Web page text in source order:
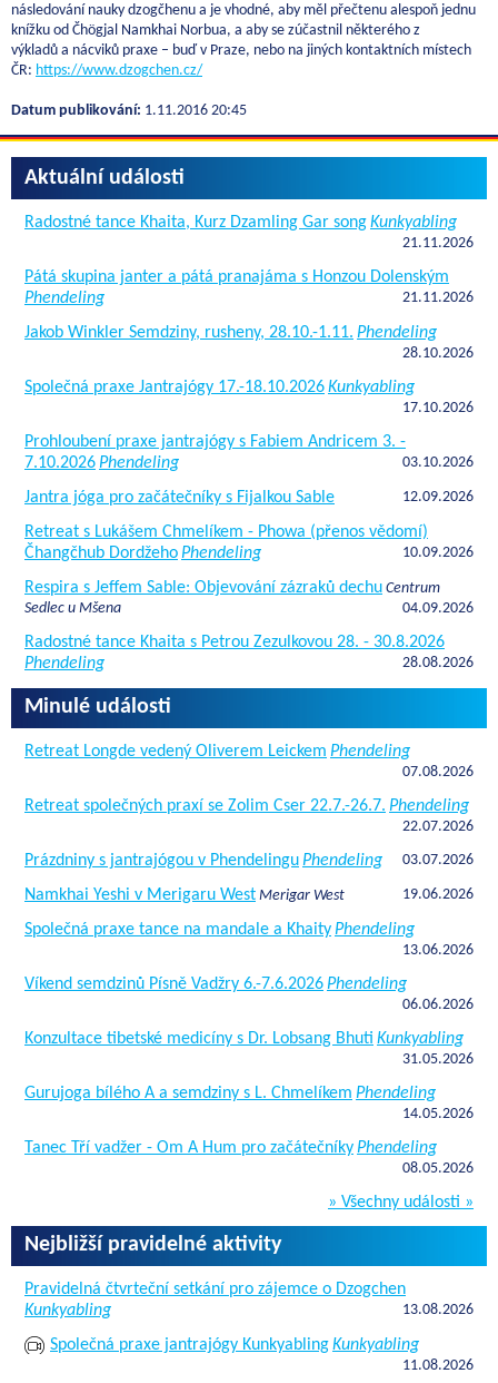
následování nauky dzogčhenu a je vhodné, aby měl přečtenu alespoň jednu
knížku od Čhögjal Namkhai Norbua, a aby se zúčastnil některého z
výkladů a nácviků praxe – buď v Praze, nebo na jiných kontaktních místech
ČR: https://www.dzogchen.cz/
Datum publikování: 1.11.2016 20:45
Aktuální události
Radostné tance Khaita, Kurz Dzamling Gar songKunkyabling
21.11.2026
Pátá skupina janter a pátá pranajáma s Honzou Dolenským
Phendeling
21.11.2026
Jakob Winkler Semdziny, rusheny, 28.10.-1.11. Phendeling
28.10.2026
Společná praxe Jantrajógy 17.-18.10.2026Kunkyabling
17.10.2026
Prohloubení praxe jantrajógy s Fabiem Andricem 3. -
7.10.2026Phendeling 03.10.2026
Jantra jóga pro začátečníky s Fijalkou Sable 12.09.2026
Retreat s Lukášem Chmelíkem - Phowa (přenos vědomí)
Čhangčhub DordžehoPhendeling 10.09.2026
Respira s Jeffem Sable: Objevování zázraků dechu Centrum
Sedlec u Mšena
04.09.2026
Radostné tance Khaita s Petrou Zezulkovou 28. - 30.8.2026
Phendeling
28.08.2026
Minulé události
Retreat Longde vedený Oliverem Leickem Phendeling
07.08.2026
Retreat společných praxí se Zolim Cser 22.7.-26.7. Phendeling
22.07.2026
Prázdniny s jantrajógou v PhendelinguPhendeling 03.07.2026
Namkhai Yeshi v Merigaru West Merigar West 19.06.2026
Společná praxe tance na mandale a KhaityPhendeling
13.06.2026
Víkend semdzinů Písně Vadžry 6.-7.6.2026Phendeling
06.06.2026
Konzultace tibetské medicíny s Dr. Lobsang Bhuti Kunkyabling
31.05.2026
Gurujoga bílého A a semdziny s L. Chmelíkem Phendeling
14.05.2026
Tanec Tří vadžer - Om A Hum pro začátečníkyPhendeling
08.05.2026
» Všechny události »
Nejbližší pravidelné aktivity
Pravidelná čtvrteční setkání pro zájemce o Dzogchen
Kunkyabling
13.08.2026
Společná praxe jantrajógy KunkyablingKunkyabling
11.08.2026